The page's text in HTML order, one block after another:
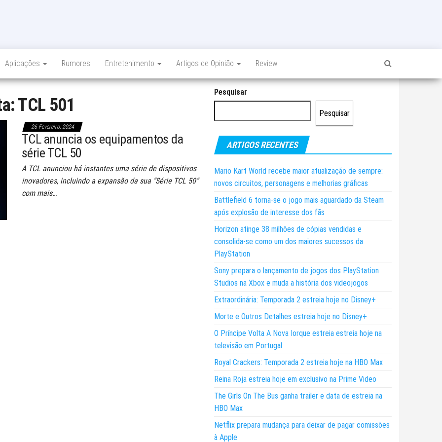
Aplicações Rumores Entretenimento Artigos de Opinião Review
TCL 501
26 Fevereiro, 2024
TCL anuncia os equipamentos da
série TCL 50
A TCL anunciou há instantes uma série de dispositivos
inovadores, incluindo a expansão da sua “Série TCL 50”
com mais…
Pesquisar
Pesquisar
ARTIGOS RECENTES
Mario Kart World recebe maior atualização de sempre:
novos circuitos, personagens e melhorias gráficas
Battlefield 6 torna-se o jogo mais aguardado da Steam
após explosão de interesse dos fãs
Horizon atinge 38 milhões de cópias vendidas e
consolida-se como um dos maiores sucessos da
PlayStation
Sony prepara o lançamento de jogos dos PlayStation
Studios na Xbox e muda a história dos videojogos
Extraordinária: Temporada 2 estreia hoje no Disney+
Morte e Outros Detalhes estreia hoje no Disney+
O Príncipe Volta A Nova Iorque estreia estreia hoje na
televisão em Portugal
Royal Crackers: Temporada 2 estreia hoje na HBO Max
Reina Roja estreia hoje em exclusivo na Prime Video
The Girls On The Bus ganha trailer e data de estreia na
HBO Max
Netflix prepara mudança para deixar de pagar comissões
à Apple